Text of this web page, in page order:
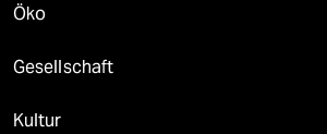
Öko
Gesellschaft
Kultur